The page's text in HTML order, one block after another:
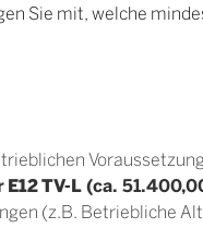
Sie mit, welche
E12TV-L(ca.
(z.B. Betriebliche